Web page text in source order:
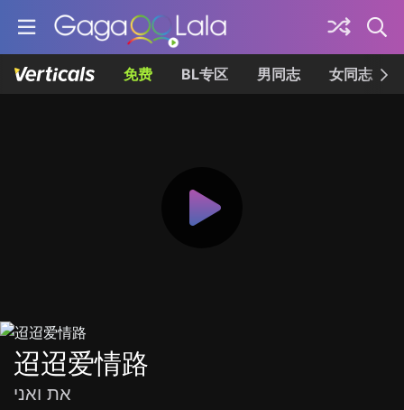
免费 BL专区 男同志 女同志
迢迢爱情路
את ואני